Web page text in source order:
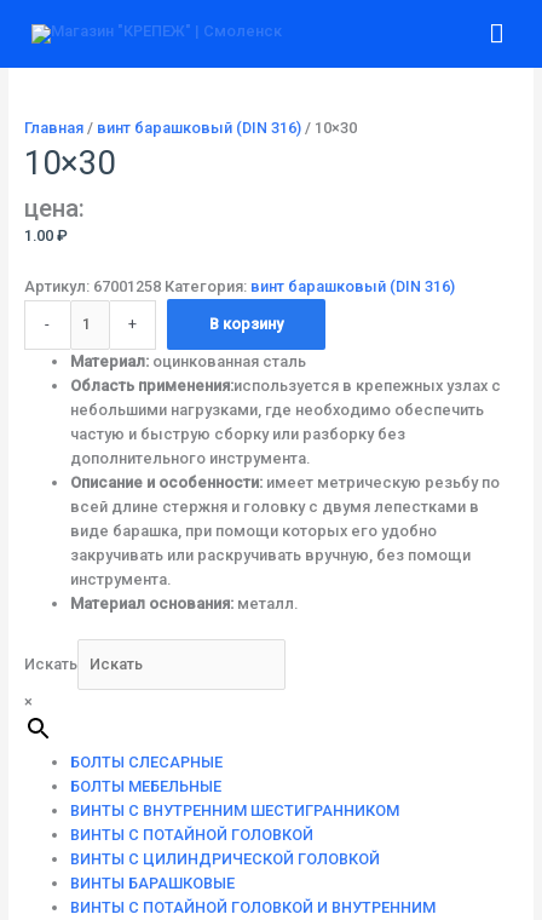
Главная/ винт барашковый (DIN 316)/ 10×30
10×30
цена:
1.00 ₽
Артикул: 67001258 Категория: винт барашковый (DIN 316)
-
товара
+ В корзину
Материал:оцинкованная сталь
Область применения:используется в крепежных узлах с
небольшими нагрузками, где необходимо обеспечить
частую и быструю сборку или разборку без
дополнительного инструмента.
Описание и особенности:имеет метрическую резьбу по
всей длине стержня и головку с двумя лепестками в
виде барашка, при помощи которых его удобно
закручивать или раскручивать вручную, без помощи
инструмента.
Материал основания:металл.
Искать
×
БОЛТЫ СЛЕСАРНЫЕ
БОЛТЫ МЕБЕЛЬНЫЕ
ВИНТЫ С ВНУТРЕННИМ ШЕСТИГРАННИКОМ
ВИНТЫ С ПОТАЙНОЙ ГОЛОВКОЙ
ВИНТЫ С ЦИЛИНДРИЧЕСКОЙ ГОЛОВКОЙ
ВИНТЫ БАРАШКОВЫЕ
ВИНТЫ С ПОТАЙНОЙ ГОЛОВКОЙ И ВНУТРЕННИМ